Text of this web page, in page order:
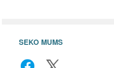
SEKO MUMS